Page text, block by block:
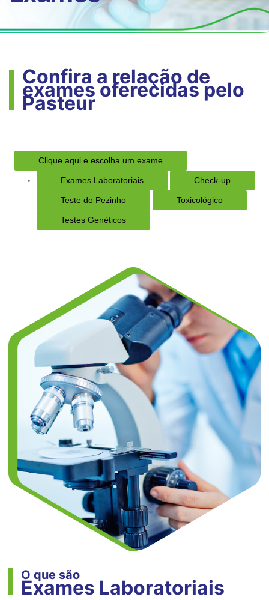
Confira a relação de
exames oferecidas pelo
Pasteur
Clique aqui e escolha um exame
Exames Laboratoriais Check-up
Teste do Pezinho Toxicológico
Testes Genéticos
O que são
Exames Laboratoriais